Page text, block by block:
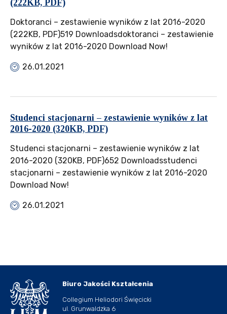
(222KB, PDF)
Doktoranci – zestawienie wyników z lat 2016-2020
(222KB, PDF)519 Downloadsdoktoranci – zestawienie
wyników z lat 2016-2020 Download Now!
26.01.2021
Studenci stacjonarni – zestawienie wyników z lat
2016-2020 (320KB, PDF)
Studenci stacjonarni – zestawienie wyników z lat
2016-2020 (320KB, PDF)652 Downloadsstudenci
stacjonarni – zestawienie wyników z lat 2016-2020
Download Now!
26.01.2021
Biuro Jakości Kształcenia
Collegium Heliodori Święcicki
ul. Grunwaldzka 6